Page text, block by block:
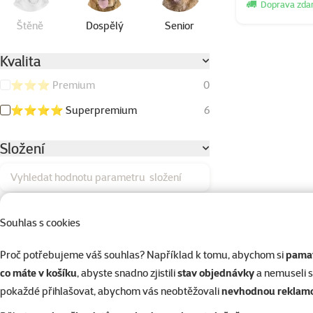
Souhlas s cookies
Proč potřebujeme váš souhlas? Například k tomu, abychom si
co máte v košíku, abyste snadno zjistilistav objednávkya nemuseli
pokaždé přihlašovat, abychom vás neobtěžovalinevhodnou
Štěně Dospělý Senior
Kvalita
⭐⭐⭐ Premium
0
⭐⭐⭐⭐ Superpremium
6
Složení
Vyhledat hodnotu parametru složení
Bez obilovin (Grain Free)
0
Borůvky
0
Doprava